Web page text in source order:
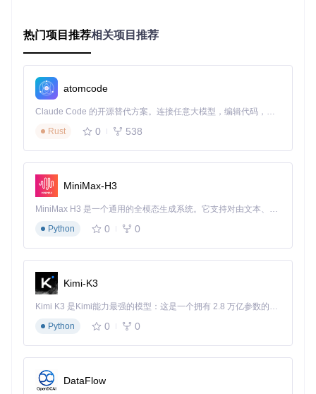
设置视觉样式：通过CSS自定义合并单元格的边框、背景
色和文字对齐方式
.tabulator-group
font-weight: bold;
式
groupToggleElement: "header",
//点击表头切换合并状态
初次配置时建议先使用groupBy单一字段，熟悉效果后再
添加多级合并，避免一次性引入复杂逻辑导致调试困难。
场景化案例解析：三个行业实例看合并功能的创
某连锁企业的月度销售报表中，通过合并"区域"和"门店"字
热门项目推荐相关项目推荐
atomcode
Claude Code 的开源替代方案。连接任意大模型，编辑代码，运行命令，自动验证 — 全自动执行。用 Rust 构建，极致性能。 ｜ An open-source alternative to Claude Code. Connect any LLM, edit code, run commands, and verify changes — autonomously. Built in Rust for speed. Get Started
Rust
0 538
MiniMax-H3
MiniMax H3 是一个通用的全模态生成系统。它支持对由文本、图像、视频和音频组成的多模态上下文进行统一理解，并能生成分辨率高达 2K、时长可达 15 秒的带原生立体声音频的视频。得益于面向任务泛化的系统设计，H3 在预训练阶段就已具备广泛的多模态上下文理解与生成能力，能够出色地执行复杂的多模态指令。
Python
0 0
Kimi-K3
Kimi K3 是Kimi能力最强的模型：这是一个拥有 2.8 万亿参数的混合专家（MoE）模型，具备原生视觉理解能力，并支持 100 万 token 的上下文窗口。
Python
0 0
DataFlow